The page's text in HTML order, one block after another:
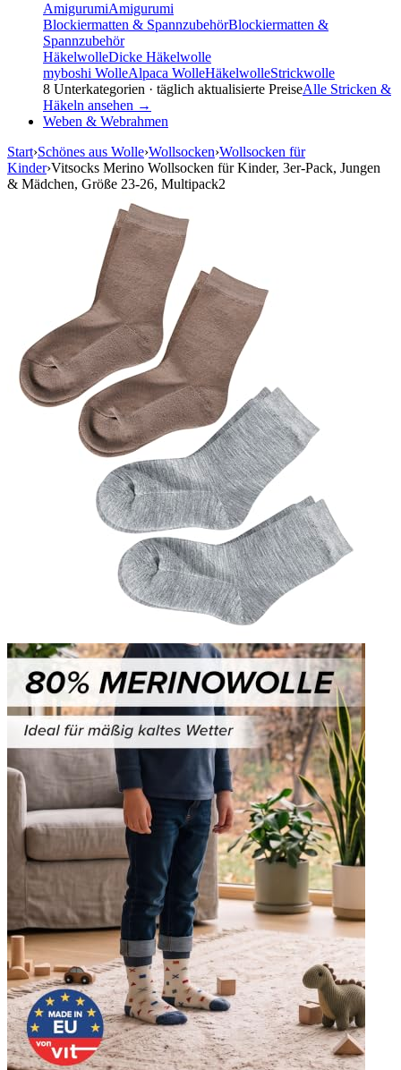
AmigurumiAmigurumi
Blockiermatten & SpannzubehörBlockiermatten &
Spannzubehör
HäkelwolleDicke Häkelwolle
myboshi WolleAlpaca WolleHäkelwolleStrickwolle
8 Unterkategorien · täglich aktualisierte PreiseAlle Stricken &
Häkeln ansehen →
Weben & Webrahmen
Start›Schönes aus Wolle›Wollsocken›Wollsocken für
Kinder›Vitsocks Merino Wollsocken für Kinder, 3er-Pack, Jungen
& Mädchen, Größe 23-26, Multipack2